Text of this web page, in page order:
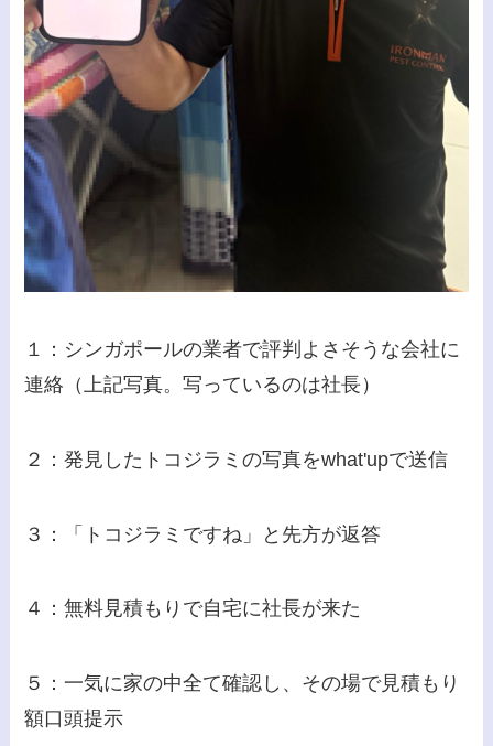
１：シンガポールの業者で評判よさそうな会社に
連絡（上記写真。写っているのは社長）
２：発見したトコジラミの写真をwhat'upで送信
３：「トコジラミですね」と先方が返答
４：無料見積もりで自宅に社長が来た
５：一気に家の中全て確認し、その場で見積もり
額口頭提示